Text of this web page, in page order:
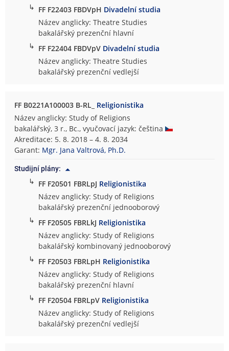
↳ FF F22403 FBDVpH Divadelní studia
Název anglicky: Theatre Studies
bakalářský prezenční hlavní
↳ FF F22404 FBDVpV Divadelní studia
Název anglicky: Theatre Studies
bakalářský prezenční vedlejší
FF B0221A100003 B-RL_ Religionistika
Název anglicky: Study of Religions
bakalářský, 3 r., Bc., vyučovací jazyk: čeština
Akreditace: 5. 8. 2018 – 4. 8. 2034
Garant: Mgr. Jana Valtrová, Ph.D.
Studijní plány:
↳ FF F20501 FBRLpJ Religionistika
Název anglicky: Study of Religions
bakalářský prezenční jednooborový
↳ FF F20505 FBRLkJ Religionistika
Název anglicky: Study of Religions
bakalářský kombinovaný jednooborový
↳ FF F20503 FBRLpH Religionistika
Název anglicky: Study of Religions
bakalářský prezenční hlavní
↳ FF F20504 FBRLpV Religionistika
Název anglicky: Study of Religions
bakalářský prezenční vedlejší